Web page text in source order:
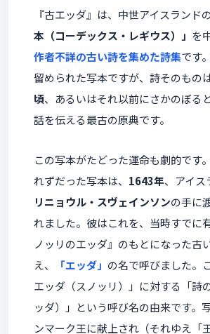
『古エッダ』は、中世アイスランド
本（コーデックス・レギウス）」 を
作者不詳の古い詩を集めた詩集です
留められた写本ですが、詩そのもの
頃、あるいはそれ以前にさかのぼる
話を伝える最古の原典です。
この写本がたどった運命も劇的です
れずだった写本は、 1643年、アイス
リニョウル・スヴェインソンの手に
れました。彼はこれを、当時すでに
ノッリのエッダ』のもとになった古
え、
「エッダ」 の名で呼びました。
エッダ（スノッリ）」に対する「詩
ッダ）」という呼び名の由来です。
ンマーク王に献上され（それゆえ「